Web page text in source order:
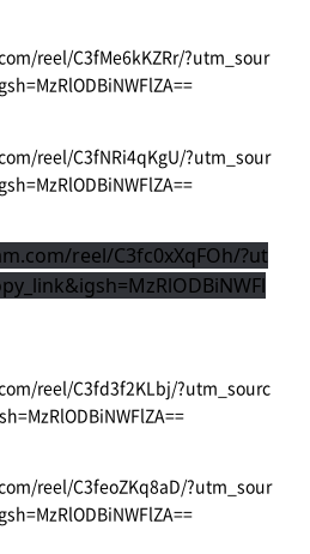
reel/C3fMe6kKZRr/?utm_sour
reel/C3fNRi4qKgU/?utm_sour
reel/C3fc0xXqFOh/?ut
reel/C3fd3f2KLbj/?utm_sourc
reel/C3feoZKq8aD/?utm_sour